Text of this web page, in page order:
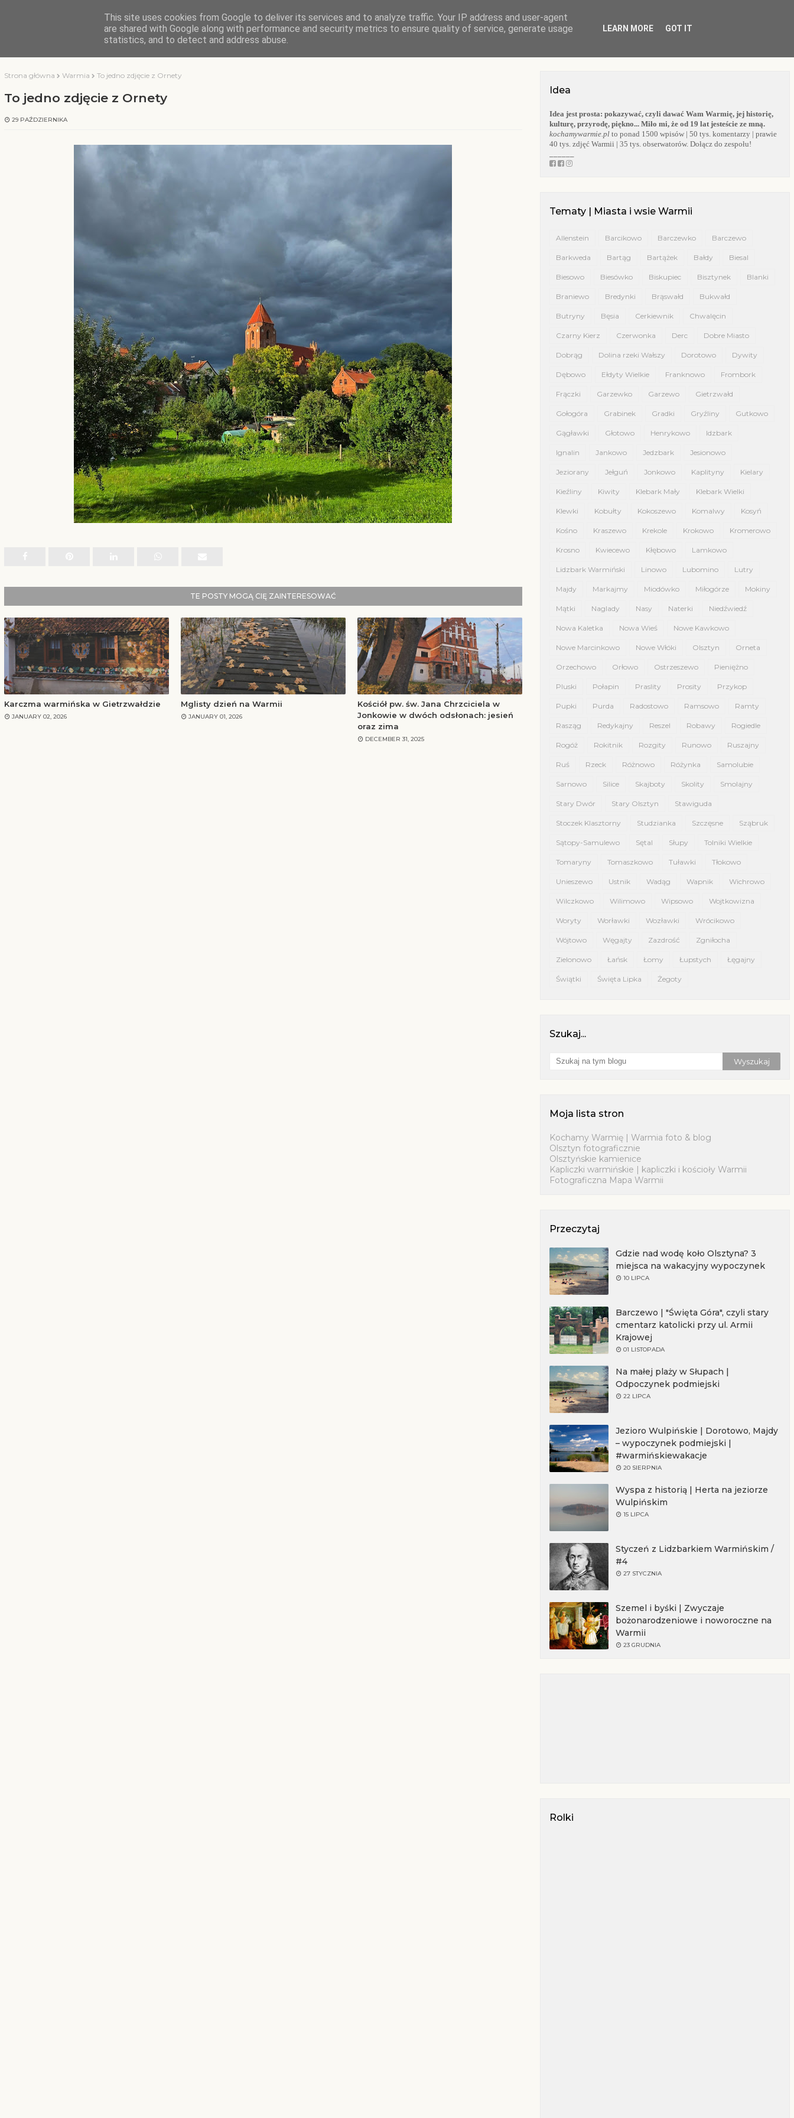
KOCHAMY WARMIĘ O BLOGU WARMIA KOŚCIOŁY WARMII
Strona główna Warmia To jedno zdjęcie z Ornety
To jedno zdjęcie z Ornety
29 PAŹDZIERNIKA
TE POSTY MOGĄ CIĘ ZAINTERESOWAĆ
Karczma warmińska w Gietrzwałdzie
JANUARY 02, 2026
Mglisty dzień na Warmii
JANUARY 01, 2026
Kościół pw. św. Jana Chrzciciela w
Jonkowie w dwóch odsłonach: jesień
oraz zima
DECEMBER 31, 2025
Idea
Idea jest prosta: pokazywać, czyli dawać Wam Warmię, jej historię,
kulturę, przyrodę, piękno... Miło mi, że od 19 lat jesteście ze mną.
kochamywarmie.plto ponad 1500 wpisów | 50 tys. komentarzy | prawie
40 tys. zdjęć Warmii | 35 tys. obserwatorów. Dołącz do zespołu!
Tematy | Miasta i wsie Warmii
Allenstein Barcikowo Barczewko Barczewo
Barkweda Bartąg Bartążek Bałdy Biesal
Biesowo Biesówko Biskupiec Bisztynek Blanki
Braniewo Bredynki Brąswałd Bukwałd
Butryny Bęsia Cerkiewnik Chwalęcin
Czarny Kierz Czerwonka Derc Dobre Miasto
Dobrąg Dolina rzeki Wałszy Dorotowo Dywity
Dębowo Ełdyty Wielkie Franknowo Frombork
Frączki Garzewko Garzewo Gietrzwałd
Gołogóra Grabinek Gradki Gryźliny Gutkowo
Gągławki Głotowo Henrykowo Idzbark
Ignalin Jankowo Jedzbark Jesionowo
Jeziorany Jełguń Jonkowo Kaplityny Kielary
Kieźliny Kiwity Klebark Mały Klebark Wielki
Klewki Kobułty Kokoszewo Komalwy Kosyń
Kośno Kraszewo Krekole Krokowo Kromerowo
Krosno Kwiecewo Kłębowo Lamkowo
Lidzbark Warmiński Linowo Lubomino Lutry
Majdy Markajmy Miodówko Miłogórze Mokiny
Mątki Naglady Nasy Naterki Niedźwiedź
Nowa Kaletka Nowa Wieś Nowe Kawkowo
Nowe Marcinkowo Nowe Włóki Olsztyn Orneta
Orzechowo Orłowo Ostrzeszewo Pieniężno
Pluski Połapin Praslity Prosity Przykop
Pupki Purda Radostowo Ramsowo Ramty
Rasząg Redykajny Reszel Robawy Rogiedle
Rogóż Rokitnik Rozgity Runowo Ruszajny
Ruś Rzeck Różnowo Różynka Samolubie
Sarnowo Silice Skajboty Skolity Smolajny
Stary Dwór Stary Olsztyn Stawiguda
Stoczek Klasztorny Studzianka Szczęsne Sząbruk
Sątopy-Samulewo Sętal Słupy Tolniki Wielkie
Tomaryny Tomaszkowo Tuławki Tłokowo
Unieszewo Ustnik Wadąg Wapnik Wichrowo
Wilczkowo Wilimowo Wipsowo Wojtkowizna
Woryty Worławki Wozławki Wrócikowo
Wójtowo Węgajty Zazdrość Zgniłocha
Zielonowo Łańsk Łomy Łupstych Łęgajny
Świątki Święta Lipka Żegoty
Szukaj...
Moja lista stron
Kochamy Warmię | Warmia foto & blog
Olsztyn fotograficznie
Olsztyńskie kamienice
Kapliczki warmińskie | kapliczki i kościoły Warmii
Fotograficzna Mapa Warmii
Przeczytaj
Gdzie nad wodę koło Olsztyna? 3
miejsca na wakacyjny wypoczynek
10 LIPCA
Barczewo | "Święta Góra", czyli stary
cmentarz katolicki przy ul. Armii
Krajowej
01 LISTOPADA
Na małej plaży w Słupach |
Odpoczynek podmiejski
22 LIPCA
Jezioro Wulpińskie | Dorotowo, Majdy
– wypoczynek podmiejski |
#warmińskiewakacje
20 SIERPNIA
Wyspa z historią | Herta na jeziorze
Wulpińskim
15 LIPCA
Styczeń z Lidzbarkiem Warmińskim /
#4
27 STYCZNIA
Szemel i byśki | Zwyczaje
bożonarodzeniowe i noworoczne na
Warmii
23 GRUDNIA
Rolki
This site uses cookies from Google to deliver its services and to analyze traffic. Your IP address and user-agent
are shared with Google along with performance and security metrics to ensure quality of service, generate usage
statistics, and to detect and address abuse.
LEARN MORE GOT IT